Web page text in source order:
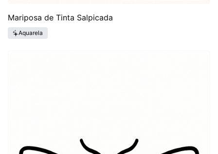
Mariposa de Tinta Salpicada
Aquarela